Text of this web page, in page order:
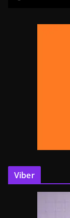
Viber